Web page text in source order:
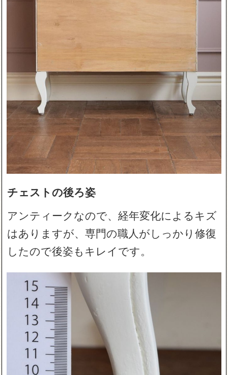
チェストの後ろ姿
アンティークなので、経年変化によるキズ
はありますが、専門の職人がしっかり修復
したので後姿もキレイです。